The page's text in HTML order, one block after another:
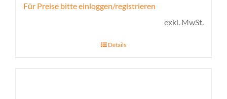
Für Preise bitte einloggen/registrieren
exkl. MwSt.
Details